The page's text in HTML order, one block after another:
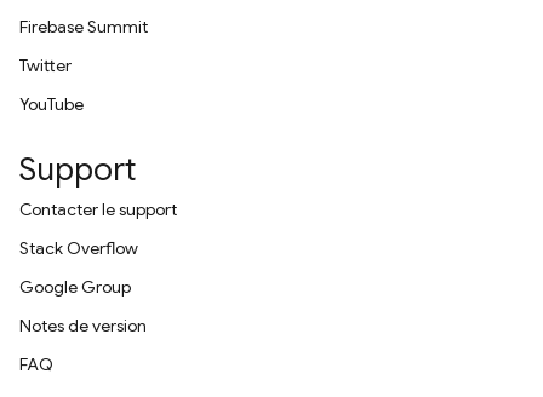
Firebase Summit
Twitter
YouTube
Support
Contacter le support
Stack Overflow
Google Group
Notes de version
FAQ